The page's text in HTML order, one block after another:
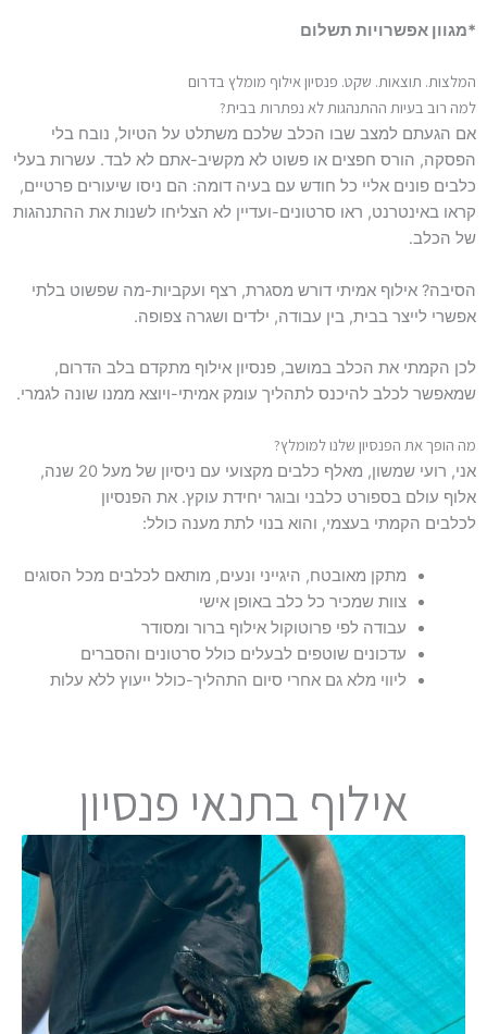
*מגוון אפשרויות תשלום
המלצות. תוצאות. שקט. פנסיון אילוף מומלץ בדרום
למה רוב בעיות ההתנהגות לא נפתרות בבית?
אם הגעתם למצב שבו הכלב שלכם משתלט על הטיול, נובח בלי
הפסקה, הורס חפצים או פשוט לא מקשיב-אתם לא לבד. עשרות בעלי
כלבים פונים אליי כל חודש עם בעיה דומה: הם ניסו שיעורים פרטיים,
קראו באינטרנט, ראו סרטונים-ועדיין לא הצליחו לשנות את ההתנהגות
של הכלב.
הסיבה? אילוף אמיתי דורש מסגרת, רצף ועקביות-מה שפשוט בלתי
אפשרי לייצר בבית, בין עבודה, ילדים ושגרה צפופה.
לכן הקמתי את הכלב במושב, פנסיון אילוף מתקדם בלב הדרום,
שמאפשר לכלב להיכנס לתהליך עומק אמיתי-ויוצא ממנו שונה לגמרי.
מה הופך את הפנסיון שלנו למומלץ?
אני, רועי שמשון, מאלף כלבים מקצועי עם ניסיון של מעל 20 שנה,
אלוף עולם בספורט כלבני ובוגר יחידת עוקץ. את הפנסיון
לכלבים הקמתי בעצמי, והוא בנוי לתת מענה כולל:
מתקן מאובטח, היגייני ונעים, מותאם לכלבים מכל הסוגים
צוות שמכיר כל כלב באופן אישי
עבודה לפי פרוטוקול אילוף ברור ומסודר
עדכונים שוטפים לבעלים כולל סרטונים והסברים
ליווי מלא גם אחרי סיום התהליך-כולל ייעוץ ללא עלות
אילוף בתנאי פנסיון